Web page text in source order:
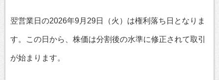
翌営業日の2026年9月29日（火）は権利落ち日となりま
す。この日から、株価は分割後の水準に修正されて取引
が始まります。